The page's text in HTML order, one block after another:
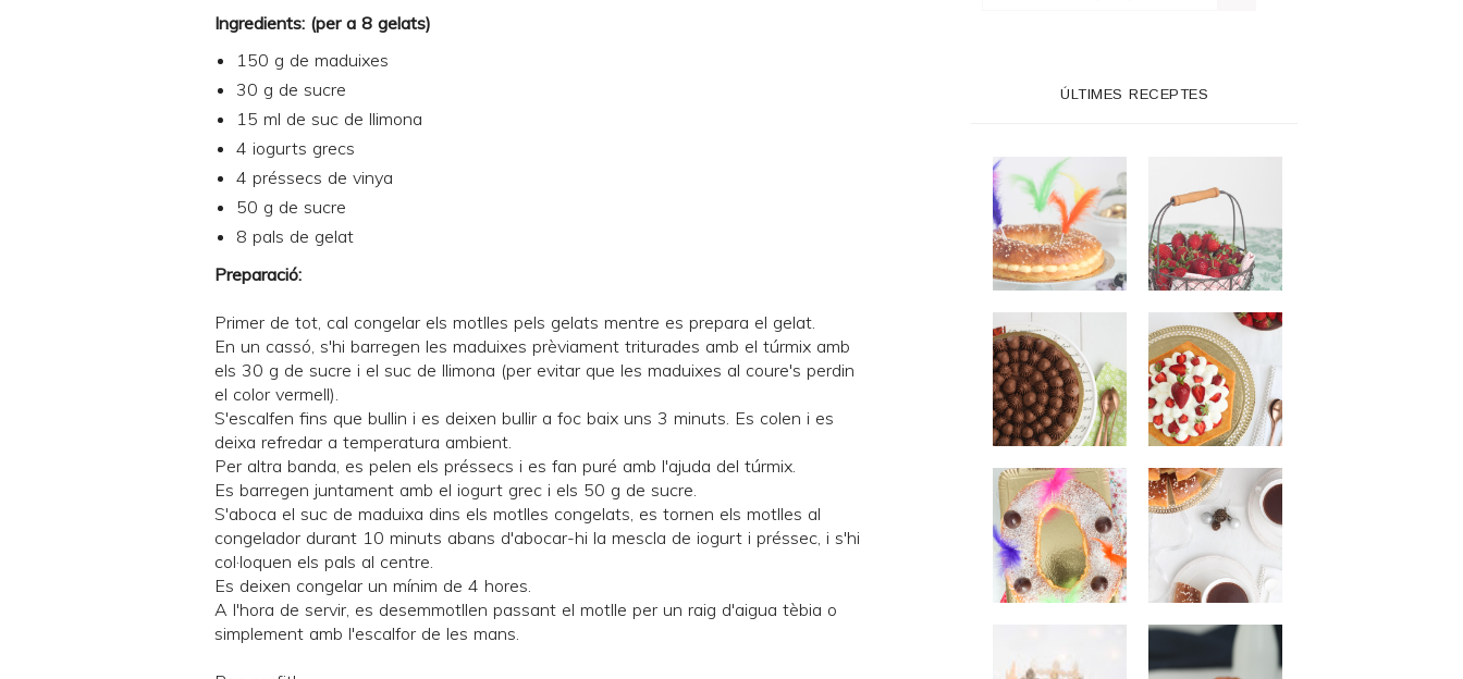
Ingredients: (per a 8 gelats)
150 g de maduixes
30 g de sucre
15 ml de suc de llimona
4 iogurts grecs
4 préssecs de vinya
50 g de sucre
8 pals de gelat
Preparació:
Primer de tot, cal congelar els motlles pels gelats mentre es prepara el gelat.
En un cassó, s'hi barregen les maduixes prèviament triturades amb el túrmix amb
els 30 g de sucre i el suc de llimona (per evitar que les maduixes al coure's perdin
el color vermell).
S'escalfen fins que bullin i es deixen bullir a foc baix uns 3 minuts. Es colen i es
deixa refredar a temperatura ambient.
Per altra banda, es pelen els préssecs i es fan puré amb l'ajuda del túrmix.
Es barregen juntament amb el iogurt grec i els 50 g de sucre.
S'aboca el suc de maduixa dins els motlles congelats, es tornen els motlles al
congelador durant 10 minuts abans d'abocar-hi la mescla de iogurt i préssec, i s'hi
col·loquen els pals al centre.
Es deixen congelar un mínim de 4 hores.
A l'hora de servir, es desemmotllen passant el motlle per un raig d'aigua tèbia o
simplement amb l'escalfor de les mans.
ÚLTIMES RECEPTES